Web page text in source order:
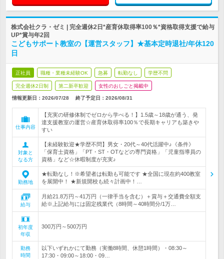
株式会社クラ・ゼミ | 完全週休2日*産育休取得率100％*資格取得支援で給与
UP*賞与年2回
こどもサポート教室の【運営スタッフ】★基本定時退社/年休120
日
正社員 職種・業種未経験OK 急募 転勤なし 学歴不問
完全週休2日制 第二新卒歓迎 女性のおしごと掲載中
情報更新日：2026/07/28 終了予定日： 2026/08/31
仕事内容
【充実の研修体制でゼロから学べる！】1.5歳～18歳が通う、発
達支援教室の運営☆産育休取得率100％で長期キャリアも築きや
すい
対象と
なる方
【未経験歓迎★学歴不問】男女・20代～40代活躍中♪《条件》
「保育士資格」「PT・ST・OTなどの専門資格」「児童指導員の
資格」など☆休暇制度が充実♪
勤務地
★転勤なし！※希望者は転勤も可能です ★全国に現在約400教室
を展開中！ ★新規開校も続々計画中！…
給与
月給21.8万円～41万円（一律手当を含む）＋賞与＋交通費全額支
給※上記給与には固定残業代（8時間～40時間分/1万…
初年度
年収
300万円～500万円
勤務
時間
以下いずれかにて勤務（実働8時間、休憩1時間）・08:30～
17:30・09:00～18:00・09…